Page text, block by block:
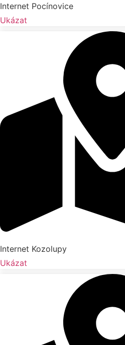
Internet Pocínovice
Ukázat
Internet Kozolupy
Ukázat